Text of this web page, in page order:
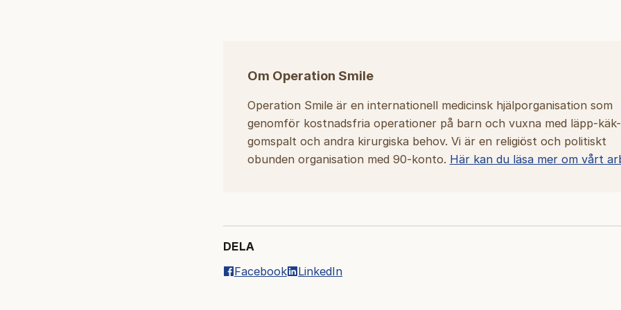
Om Operation Smile
Operation Smile är en internationell medicinsk hjälporganisation som
genomför kostnadsfria operationer på barn och vuxna med läpp-käk-
gomspalt och andra kirurgiska behov. Vi är en religiöst och politiskt
obunden organisation med 90-konto. Här kan du läsa mer om vårt
DELA
Facebook
LinkedIn